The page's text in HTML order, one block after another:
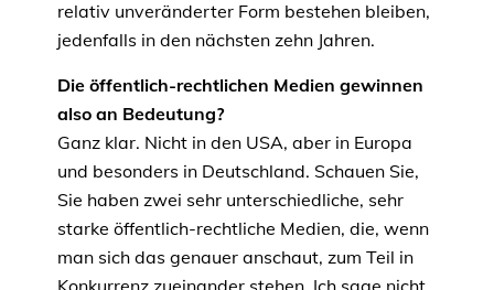
relativ unveränderter Form bestehen bleiben,
jedenfalls in den nächsten zehn Jahren.
Die öffentlich-rechtlichen Medien gewinnen
also an Bedeutung?
Ganz klar. Nicht in den USA, aber in Europa
und besonders in Deutschland. Schauen Sie,
Sie haben zwei sehr unterschiedliche, sehr
starke öffentlich-rechtliche Medien, die, wenn
man sich das genauer anschaut, zum Teil in